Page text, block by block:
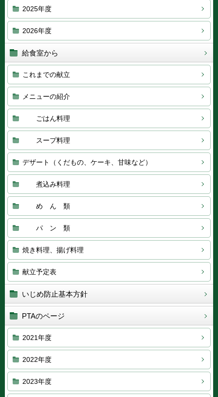
2025年度
2026年度
給食室から
これまでの献立
メニューの紹介
ごはん料理
スープ料理
デザート（くだもの、ケーキ、甘味など）
煮込み料理
め ん 類
パ ン 類
焼き料理、揚げ料理
献立予定表
いじめ防止基本方針
PTAのページ
2021年度
2022年度
2023年度